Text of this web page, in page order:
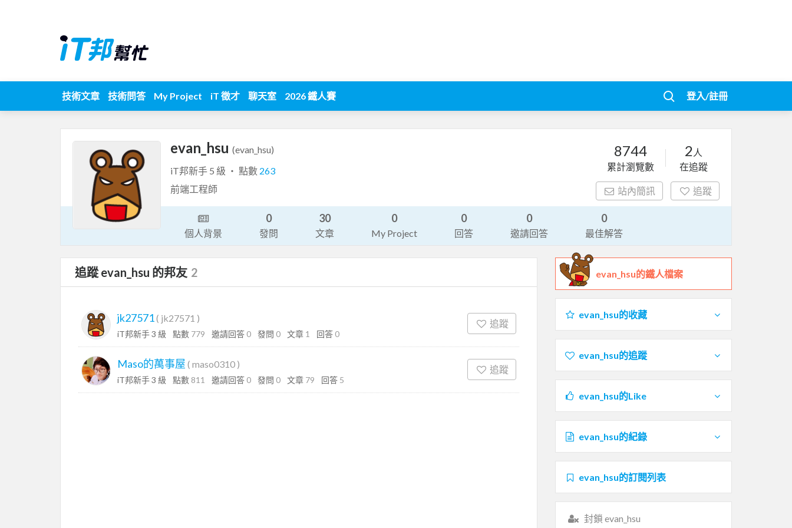
技術文章 技術問答 My Project iT 徵才 聊天室 2026 鐵人賽 登入/註冊
evan_hsu (evan_hsu)
iT邦新手 5 級 ‧ 點數 263
前端工程師
8744
累計瀏覽數
2 人
在追蹤
站內簡訊 追蹤
個人背景
0
發問
30
文章
0
My Project
0
回答
0
邀請回答
0
最佳解答
追蹤 evan_hsu 的邦友 2
jk27571( jk27571 )
iT邦新手 3 級 點數 779 邀請回答 0 發問 0 文章 1 回答 0
追蹤
Maso的萬事屋 ( maso0310 )
iT邦新手 3 級 點數 811 邀請回答 0 發問 0 文章 79 回答 5
追蹤
evan_hsu的鐵人檔案
evan_hsu的收藏
evan_hsu的追蹤
evan_hsu的Like
evan_hsu的紀錄
evan_hsu的訂閱列表
封鎖 evan_hsu